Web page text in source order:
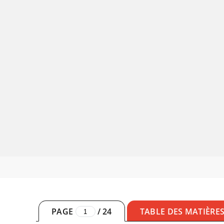
PAGE /24 TABLE DES MATIÈRES